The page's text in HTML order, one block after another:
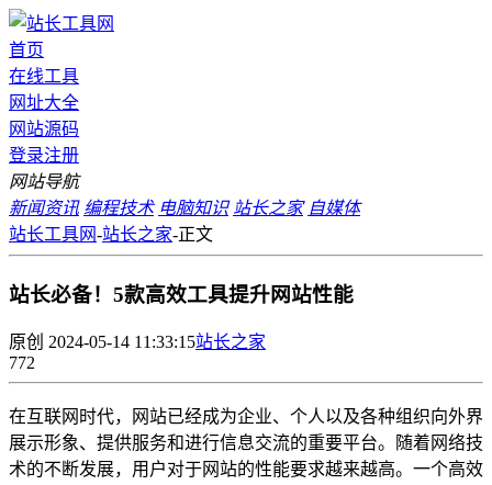
首页
在线工具
网址大全
网站源码
登录注册
网站导航
新闻资讯 编程技术 电脑知识 站长之家 自媒体
站长工具网-站长之家-正文
站长必备！5款高效工具提升网站性能
原创 2024-05-14 11:33:15站长之家
772
在互联网时代，网站已经成为企业、个人以及各种组织向外界
展示形象、提供服务和进行信息交流的重要平台。随着网络技
术的不断发展，用户对于网站的性能要求越来越高。一个高效